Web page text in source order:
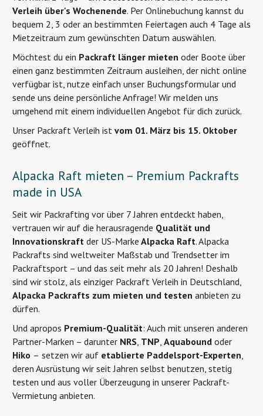
Verleih über's Wochenende. Per Onlinebuchung kannst du
bequem 2, 3 oder an bestimmten Feiertagen auch 4 Tage als
Mietzeitraum zum gewünschten Datum auswählen.
Möchtest du ein Packraft länger mieten oder Boote über
einen ganz bestimmten Zeitraum ausleihen, der nicht online
verfügbar ist, nutze einfach unser Buchungsformular und
sende uns deine persönliche Anfrage! Wir melden uns
umgehend mit einem individuellen Angebot für dich zurück.
Unser Packraft Verleih ist vom 01. März bis 15. Oktober
geöffnet.
Alpacka Raft mieten – Premium Packrafts
made in USA
Seit wir Packrafting vor über 7 Jahren entdeckt haben,
vertrauen wir auf die herausragende Qualität und
Innovationskraft der US-Marke Alpacka Raft. Alpacka
Packrafts sind weltweiter Maßstab und Trendsetter im
Packraftsport – und das seit mehr als 20 Jahren! Deshalb
sind wir stolz, als einziger Packraft Verleih in Deutschland,
Alpacka Packrafts zum mieten und testen anbieten zu
dürfen.
Und apropos Premium-Qualität: Auch mit unseren anderen
Partner-Marken – darunter NRS, TNP, Aquabound oder
Hiko – setzen wir auf etablierte Paddelsport-Experten,
deren Ausrüstung wir seit Jahren selbst benutzen, stetig
testen und aus voller Überzeugung in unserer Packraft-
Vermietung anbieten.